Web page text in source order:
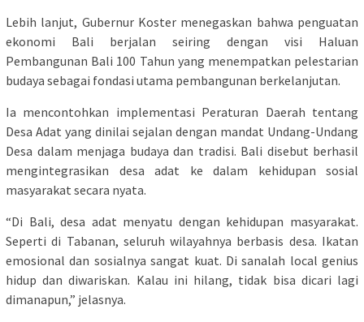
Lebih lanjut, Gubernur Koster menegaskan bahwa penguatan
ekonomi Bali berjalan seiring dengan visi Haluan
Pembangunan Bali 100 Tahun yang menempatkan pelestarian
budaya sebagai fondasi utama pembangunan berkelanjutan.
Ia mencontohkan implementasi Peraturan Daerah tentang
Desa Adat yang dinilai sejalan dengan mandat Undang-Undang
Desa dalam menjaga budaya dan tradisi. Bali disebut berhasil
mengintegrasikan desa adat ke dalam kehidupan sosial
masyarakat secara nyata.
“Di Bali, desa adat menyatu dengan kehidupan masyarakat.
Seperti di Tabanan, seluruh wilayahnya berbasis desa. Ikatan
emosional dan sosialnya sangat kuat. Di sanalah local genius
hidup dan diwariskan. Kalau ini hilang, tidak bisa dicari lagi
dimanapun,” jelasnya.